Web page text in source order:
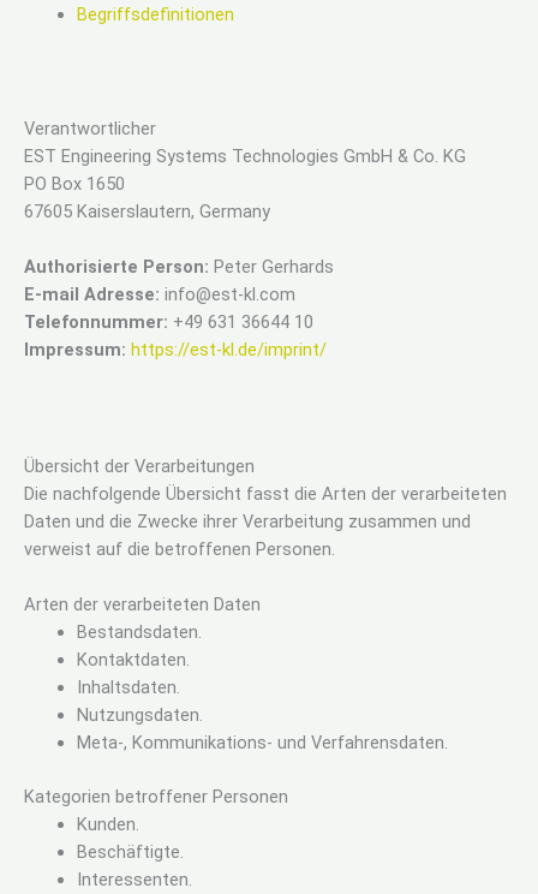
Begriffsdefinitionen
Verantwortlicher
EST Engineering Systems Technologies GmbH & Co. KG
PO Box 1650
67605 Kaiserslautern, Germany
Authorisierte Person: Peter Gerhards
E-mail Adresse: info@est-kl.com
Telefonnummer: +49 631 36644 10
Impressum: https://est-kl.de/imprint/
Übersicht der Verarbeitungen
Die nachfolgende Übersicht fasst die Arten der verarbeiteten
Daten und die Zwecke ihrer Verarbeitung zusammen und
verweist auf die betroffenen Personen.
Arten der verarbeiteten Daten
Bestandsdaten.
Kontaktdaten.
Inhaltsdaten.
Nutzungsdaten.
Meta-, Kommunikations- und Verfahrensdaten.
Kategorien betroffener Personen
Kunden.
Beschäftigte.
Interessenten.